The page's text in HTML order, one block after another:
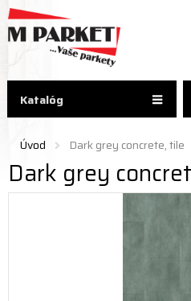
Úvod Dark grey concrete, tile
Dark grey
Katalóg